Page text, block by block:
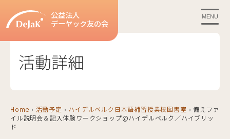
公益法人
デーヤック友の会
MENU
活動詳細
Home › 活動予定 › ハイデルベルク日本語補習授業校図書室 › 備えファ
イル説明会＆記入体験ワークショップ@ハイデルベルク／ハイブリッ
ド